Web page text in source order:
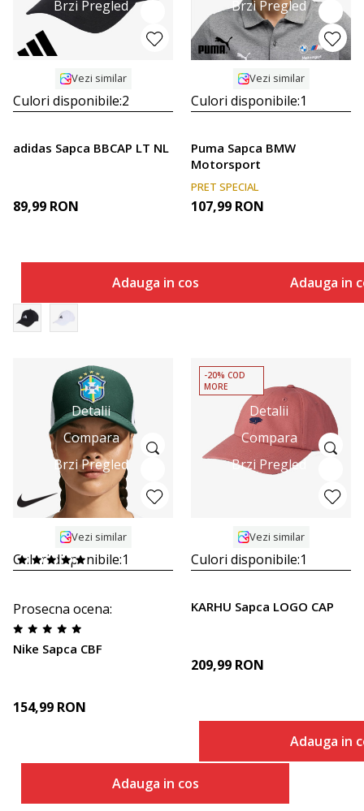
Brzi Pregled
Vezi similar
Culori disponibile:2
adidas Sapca BBCAP LT NL
89,99 RON
Adauga in cos
Brzi Pregled
Vezi similar
Culori disponibile:1
Puma Sapca BMW
Motorsport
PRET SPECIAL
107,99 RON
Adauga in
Detalii
Compara
Brzi Pregled
Vezi similar
Culori disponibile:1
Prosecna ocena:
Nike Sapca CBF
154,99 RON
Adauga in cos
Detalii
Compara
Brzi Pregled
-20% COD
MORE
Vezi similar
Culori disponibile:1
KARHU Sapca LOGO CAP
209,99 RON
Adauga in